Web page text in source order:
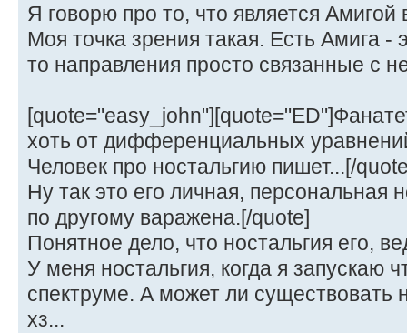
Я говорю про то, что является Амигой
Моя точка зрения такая. Есть Амига -
то направления просто связанные с
хоть от дифференциальных
Человек про ностальгию пишет...[/
Ну так это его личная, персональная
по другому варажена.[/quote]
Понятное дело, что ностальгия его,
У меня ностальгия, когда я запускаю
спектруме. А может ли существовать
хз...